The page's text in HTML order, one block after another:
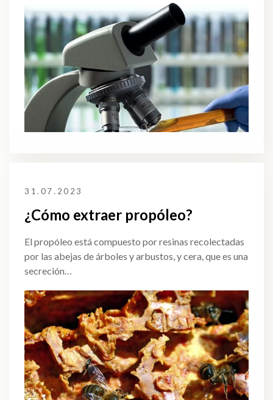
31.07.2023
¿Cómo extraer propóleo?
El propóleo está compuesto por resinas recolectadas
por las abejas de árboles y arbustos, y cera, que es una
secreción…